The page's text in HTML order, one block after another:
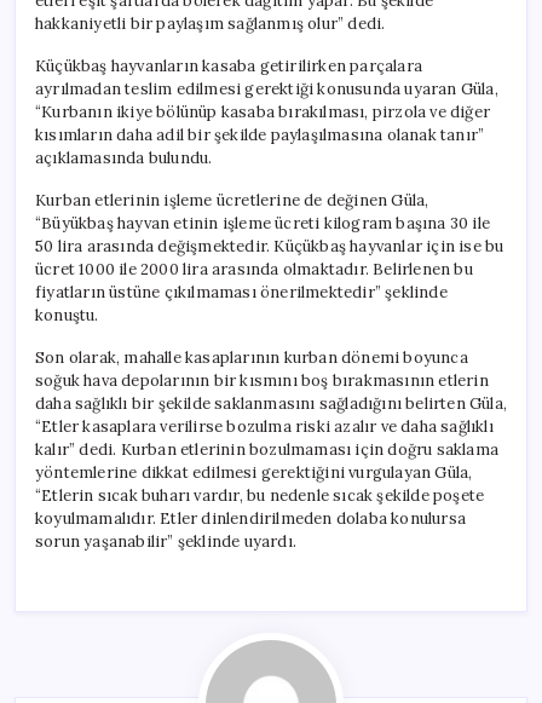
hakkaniyetli bir paylaşım sağlanmış olur” dedi.
Küçükbaş hayvanların kasaba getirilirken parçalara
ayrılmadan teslim edilmesi gerektiği konusunda uyaran Güla,
“Kurbanın ikiye bölünüp kasaba bırakılması, pirzola ve diğer
kısımların daha adil bir şekilde paylaşılmasına olanak tanır”
açıklamasında bulundu.
Kurban etlerinin işleme ücretlerine de değinen Güla,
“Büyükbaş hayvan etinin işleme ücreti kilogram başına 30 ile
50 lira arasında değişmektedir. Küçükbaş hayvanlar için ise bu
ücret 1000 ile 2000 lira arasında olmaktadır. Belirlenen bu
fiyatların üstüne çıkılmaması önerilmektedir” şeklinde
konuştu.
Son olarak, mahalle kasaplarının kurban dönemi boyunca
soğuk hava depolarının bir kısmını boş bırakmasının etlerin
daha sağlıklı bir şekilde saklanmasını sağladığını belirten Güla,
“Etler kasaplara verilirse bozulma riski azalır ve daha sağlıklı
kalır” dedi. Kurban etlerinin bozulmaması için doğru saklama
yöntemlerine dikkat edilmesi gerektiğini vurgulayan Güla,
“Etlerin sıcak buharı vardır, bu nedenle sıcak şekilde poşete
koyulmamalıdır. Etler dinlendirilmeden dolaba konulursa
sorun yaşanabilir” şeklinde uyardı.